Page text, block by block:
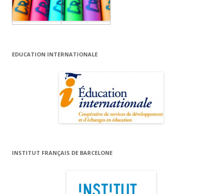
EDUCATION INTERNATIONALE
INSTITUT FRANÇAIS DE BARCELONE